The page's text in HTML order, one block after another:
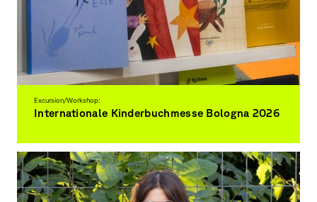
Excursion/Workshop:
Internationale Kinderbuchmesse Bologna 2026